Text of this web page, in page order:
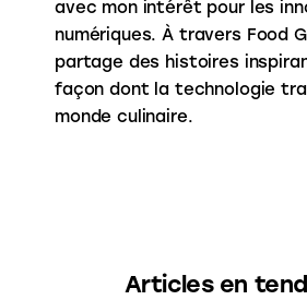
avec mon intérêt pour les
numériques. À travers Food
partage des histoires
façon dont la technologie
monde culinaire.
Articles en